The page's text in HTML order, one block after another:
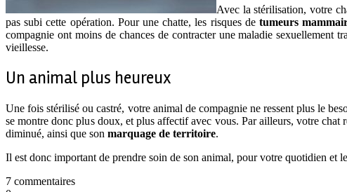
Avec la stérilisation, votre
pas subi cette opération. Pour une chatte, les risques de tumeurs
compagnie ont moins de chances de contracter une maladie sexuellement
vieillesse.
Un animal plus heureux
Une fois stérilisé ou castré, votre animal de compagnie ne ressent plus le
se montre donc plus doux, et plus affectif avec vous. Par ailleurs, votre
diminué, ainsi que son marquage de territoire.
Il est donc important de prendre soin de son animal, pour votre quotidien et
7 commentaires